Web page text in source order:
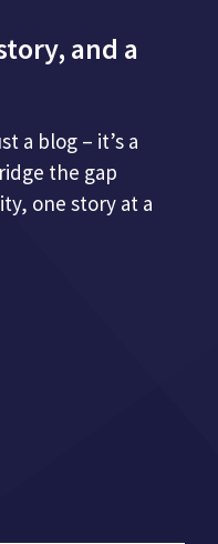
and a
a blog – it’s a
the gap
one story at a